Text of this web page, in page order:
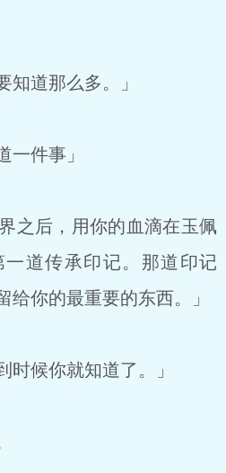
道那么多。」
件事」
之后，用你的血滴在玉佩
一道传承印记。那道印记
给你的最重要的东西。」
候你就知道了。」